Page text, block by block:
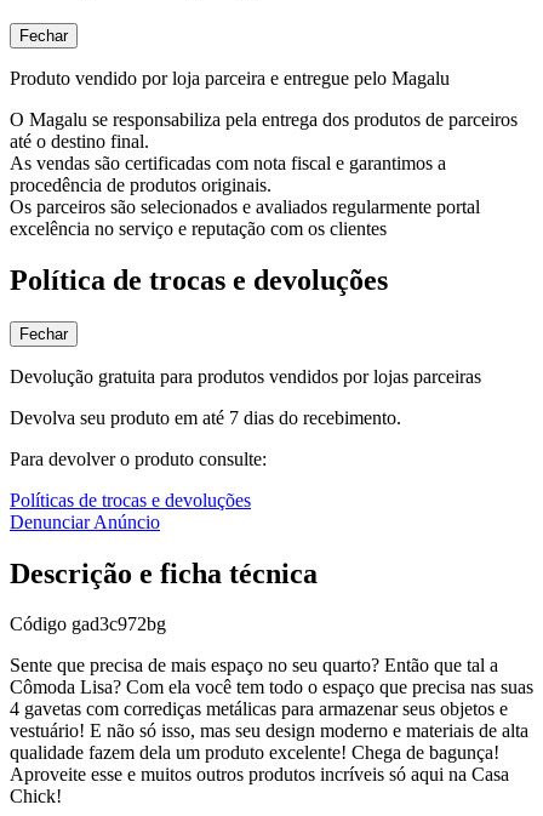
Fechar
Produto vendido por loja parceira e entregue pelo Magalu
O Magalu se responsabiliza pela entrega dos produtos de parceiros
até o destino final.
As vendas são certificadas com nota fiscal e garantimos a
procedência de produtos originais.
Os parceiros são selecionados e avaliados regularmente portal
excelência no serviço e reputação com os clientes
Política de trocas e devoluções
Fechar
Devolução gratuita para produtos vendidos por lojas parceiras
Devolva seu produto em até 7 dias do recebimento.
Para devolver o produto consulte:
Políticas de trocas e devoluções
Denunciar Anúncio
Descrição e ficha técnica
Código gad3c972bg
Sente que precisa de mais espaço no seu quarto? Então que tal a
Cômoda Lisa? Com ela você tem todo o espaço que precisa nas suas
4 gavetas com corrediças metálicas para armazenar seus objetos e
vestuário! E não só isso, mas seu design moderno e materiais de alta
qualidade fazem dela um produto excelente! Chega de bagunça!
Aproveite esse e muitos outros produtos incríveis só aqui na Casa
Chick!